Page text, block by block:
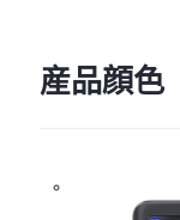
産品顔色